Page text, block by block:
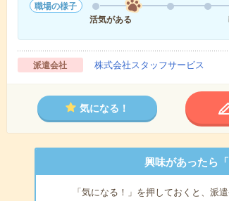
職場の様子
活気がある
派遣会社 株式会社スタッフサービス
気になる！
興味があったら
「気になる！」を押しておくと、派